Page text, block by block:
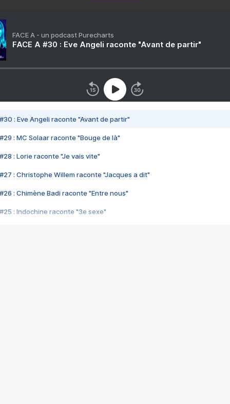
FACE A - un podcast Purecharts
FACE A #30 : Eve Angeli raconte "Avant de partir"
#30 : Eve Angeli raconte "Avant de partir"
#29 : MC Solaar raconte "Bouge de là"
#28 : Lorie raconte "Je vais vite"
#27 : Christophe Willem raconte "Jacques a dit"
#26 : Chimène Badi raconte "Entre nous"
#25 : Indochine raconte "3e sexe"